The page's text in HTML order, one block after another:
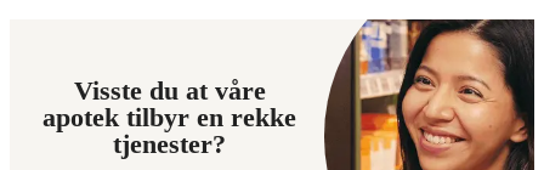
Visste du at våre
apotek tilbyr en rekke
tjenester?